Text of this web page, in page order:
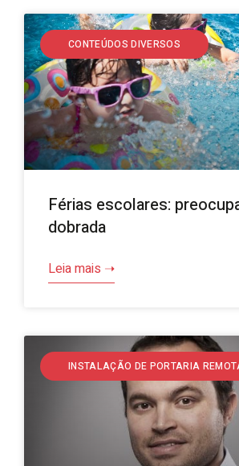
CONTEÚDOS DIVERSOS
Férias escolares:
dobrada
Leia mais ➝
INSTALAÇÃO DE PORTARIA